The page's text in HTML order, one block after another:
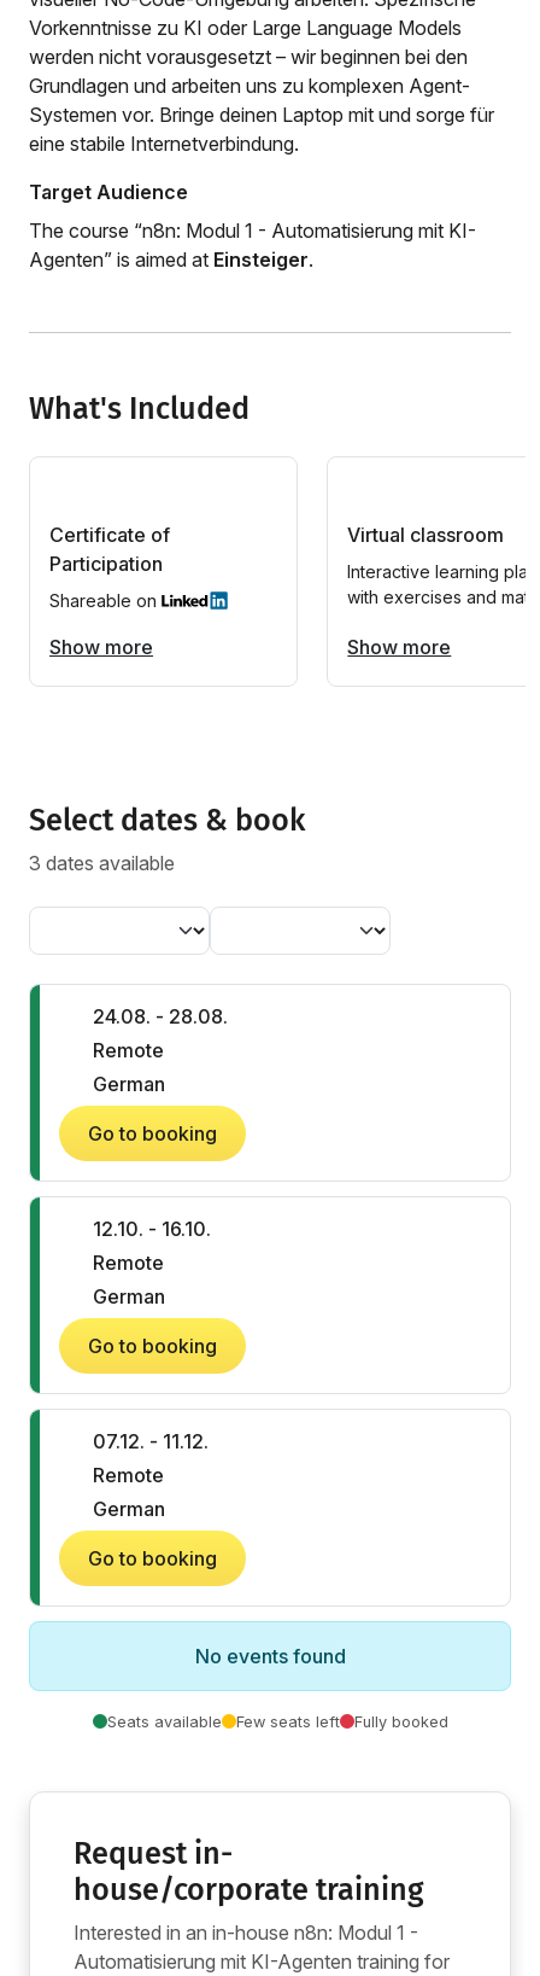
Vorkenntnisse zu KI oder Large Language Models
werden nicht vorausgesetzt – wir beginnen bei den
Grundlagen und arbeiten uns zu komplexen Agent-
Systemen vor. Bringe deinen Laptop mit und sorge für
eine stabile Internetverbindung.
Target Audience
The course “n8n: Modul 1 - Automatisierung mit KI-
Agenten” is aimed at Einsteiger.
What's Included
Certificate of
Participation
Shareable on
Show more
Virtual classroom
Interactive learning
with exercises and
Show more
Select dates & book
3 dates available
24.08. - 28.08.
Remote
German
Go to booking
12.10. - 16.10.
Remote
German
Go to booking
07.12. - 11.12.
Remote
German
Go to booking
No events found
Seats available Few seats left Fully booked
Request in-
house/corporate training
Interested in an in-house n8n: Modul 1 -
Automatisierung mit KI-Agenten training for